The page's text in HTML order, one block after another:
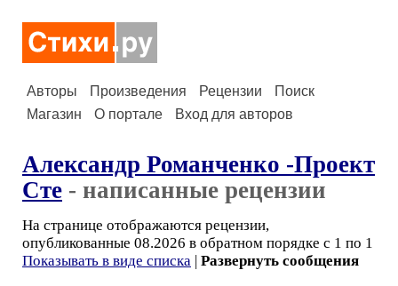
Авторы Произведения Рецензии
Поиск
Магазин
О портале Вход для авторов
Александр Романченко -Проект
Сте - написанные рецензии
На странице отображаются рецензии,
опубликованные 08.2026 в обратном порядке с 1 по 1
Показывать в виде списка | Развернуть сообщения